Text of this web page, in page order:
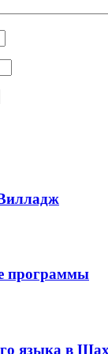
программы
языка в